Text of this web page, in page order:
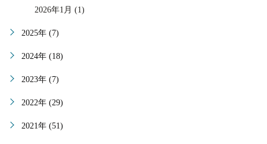
2026年1月 (1)
2025年 (7)
2024年 (18)
2023年 (7)
2022年 (29)
2021年 (51)